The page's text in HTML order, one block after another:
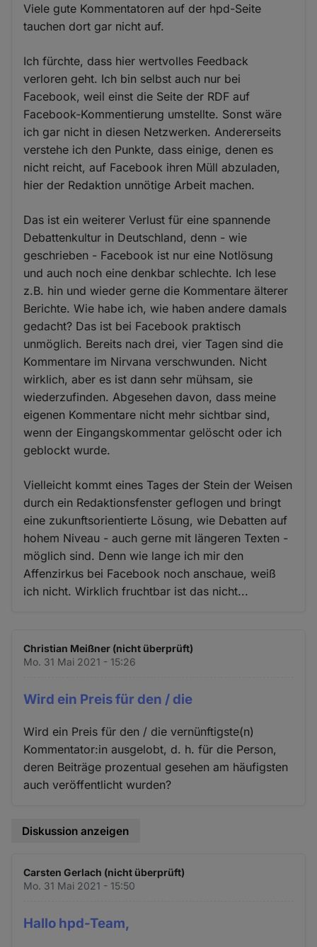
Viele gute Kommentatoren auf der hpd-Seite
tauchen dort gar nicht auf.
Ich fürchte, dass hier wertvolles Feedback
verloren geht. Ich bin selbst auch nur bei
Facebook, weil einst die Seite der RDF auf
Facebook-Kommentierung umstellte. Sonst wäre
ich gar nicht in diesen Netzwerken. Andererseits
verstehe ich den Punkte, dass einige, denen es
nicht reicht, auf Facebook ihren Müll abzuladen,
hier der Redaktion unnötige Arbeit machen.
Das ist ein weiterer Verlust für eine spannende
Debattenkultur in Deutschland, denn - wie
geschrieben - Facebook ist nur eine Notlösung
und auch noch eine denkbar schlechte. Ich lese
z.B. hin und wieder gerne die Kommentare älterer
Berichte. Wie habe ich, wie haben andere damals
gedacht? Das ist bei Facebook praktisch
unmöglich. Bereits nach drei, vier Tagen sind die
Kommentare im Nirvana verschwunden. Nicht
wirklich, aber es ist dann sehr mühsam, sie
wiederzufinden. Abgesehen davon, dass meine
eigenen Kommentare nicht mehr sichtbar sind,
wenn der Eingangskommentar gelöscht oder ich
geblockt wurde.
Vielleicht kommt eines Tages der Stein der Weisen
durch ein Redaktionsfenster geflogen und bringt
eine zukunftsorientierte Lösung, wie Debatten auf
hohem Niveau - auch gerne mit längeren Texten -
möglich sind. Denn wie lange ich mir den
Affenzirkus bei Facebook noch anschaue, weiß
ich nicht. Wirklich fruchtbar ist das nicht...
Christian Meißner (nicht überprüft)
Mo. 31 Mai 2021 - 15:26
Wird ein Preis für den / die
Wird ein Preis für den / die vernünftigste(n)
Kommentator:in ausgelobt, d. h. für die Person,
deren Beiträge prozentual gesehen am häufigsten
auch veröffentlicht wurden?
Diskussion anzeigen
Carsten Gerlach (nicht überprüft)
Mo. 31 Mai 2021 - 15:50
Hallo hpd-Team,